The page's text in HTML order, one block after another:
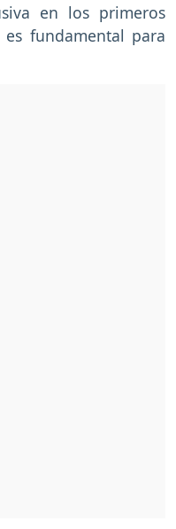
en los primeros
fundamental para